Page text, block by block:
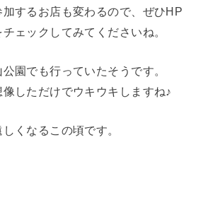
加するお店も変わるので、ぜひHP
ェックしてみてくださいね。
園でも行っていたそうです。
しただけでウキウキしますね♪
くなるこの頃です。